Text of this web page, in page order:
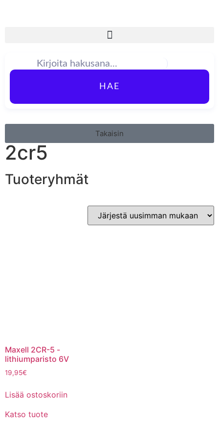
HAE
Takaisin
2cr5
Tuoteryhmät
Maxell 2CR-5 -
lithiumparisto 6V
19,95€
Lisää ostoskoriin
Katso tuote